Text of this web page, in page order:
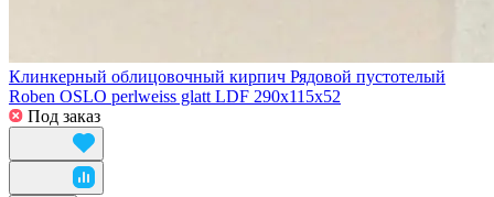
Клинкерный облицовочный кирпич Рядовой пустотелый
Roben OSLO perlweiss glatt LDF 290x115x52
Под заказ